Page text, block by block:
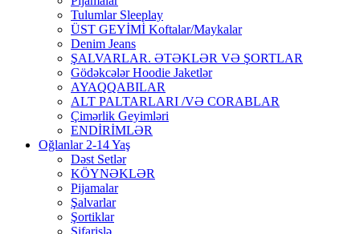
Tulumlar Sleeplay
ÜST GEYİMİ Koftalar/Maykalar
Denim Jeans
ŞALVARLAR. ƏTƏKLƏR VƏ ŞORTLAR
Gödəkcələr Hoodie Jaketlər
AYAQQABILAR
ALT PALTARLARI /VƏ CORABLAR
Çimərlik Geyimləri
ENDİRİMLƏR
Oğlanlar 2-14 Yaş
Dəst Setlər
KÖYNƏKLƏR
Pijamalar
Şalvarlar
Şortiklar
Sifarişlə